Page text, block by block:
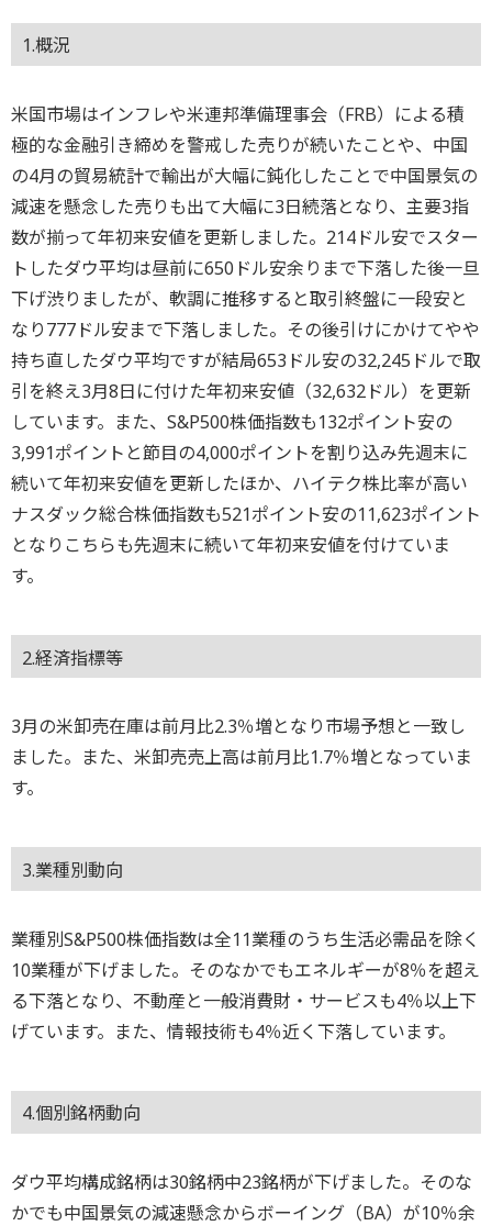
1.概況
米国市場はインフレや米連邦準備理事会（FRB）による積
極的な金融引き締めを警戒した売りが続いたことや、中国
の4月の貿易統計で輸出が大幅に鈍化したことで中国景気の
減速を懸念した売りも出て大幅に3日続落となり、主要3指
数が揃って年初来安値を更新しました。214ドル安でスター
トしたダウ平均は昼前に650ドル安余りまで下落した後一旦
下げ渋りましたが、軟調に推移すると取引終盤に一段安と
なり777ドル安まで下落しました。その後引けにかけてやや
持ち直したダウ平均ですが結局653ドル安の32,245ドルで取
引を終え3月8日に付けた年初来安値（32,632ドル）を更新
しています。また、S&P500株価指数も132ポイント安の
3,991ポイントと節目の4,000ポイントを割り込み先週末に
続いて年初来安値を更新したほか、ハイテク株比率が高い
ナスダック総合株価指数も521ポイント安の11,623ポイント
となりこちらも先週末に続いて年初来安値を付けていま
す。
2.経済指標等
3月の米卸売在庫は前月比2.3％増となり市場予想と一致し
ました。また、米卸売売上高は前月比1.7％増となっていま
す。
3.業種別動向
業種別S&P500株価指数は全11業種のうち生活必需品を除く
10業種が下げました。そのなかでもエネルギーが8％を超え
る下落となり、不動産と一般消費財・サービスも4％以上下
げています。また、情報技術も4％近く下落しています。
4.個別銘柄動向
ダウ平均構成銘柄は30銘柄中23銘柄が下げました。そのな
かでも中国景気の減速懸念からボーイング（BA）が10％余